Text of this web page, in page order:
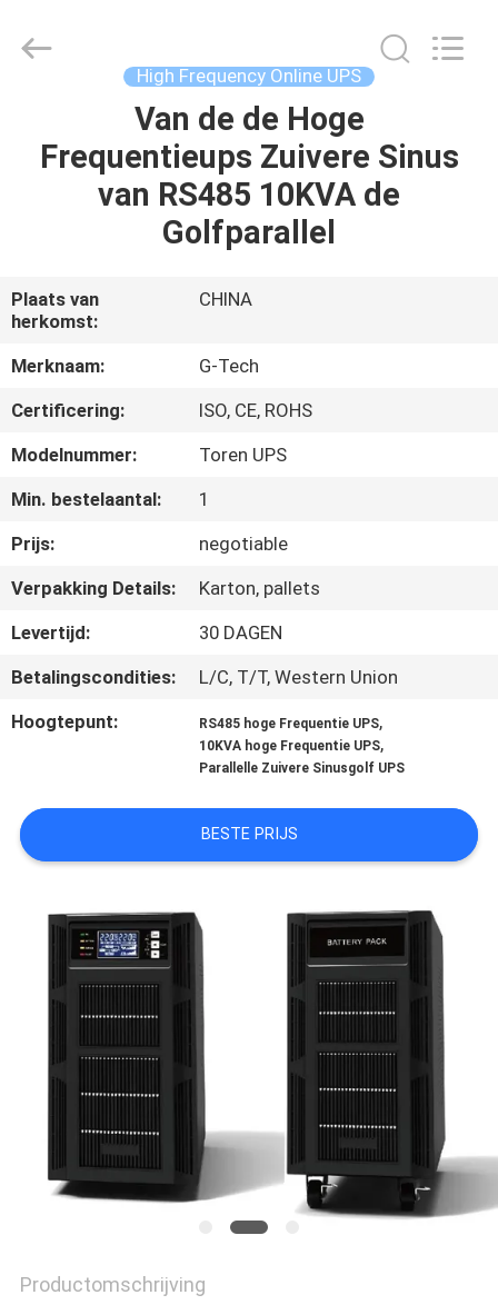
PRODUCTEN
ONS
FABRIEKSTOCHT
KWALITEITSCONTROLE
NEEM
CONTACT
MET
ONS
OP
NIEUWS
VRAAG
SITEMAP
PRIVACYBELEID
POWER
GROUP.
High Frequency Online UPS
Van de de Hoge
Frequentieups Zuivere Sinus
van RS485 10KVA de
Golfparallel
Plaats van
herkomst:
CHINA
Merknaam:
G-Tech
Certificering:
ISO, CE, ROHS
Modelnummer:
Toren UPS
Min. bestelaantal:
1
Prijs:
negotiable
Verpakking Details:
Karton, pallets
Levertijd:
30 DAGEN
Betalingscondities:
L/C, T/T, Western Union
Hoogtepunt:
RS485 hoge Frequentie UPS,
10KVA hoge Frequentie UPS,
Parallelle Zuivere Sinusgolf UPS
BESTE PRIJS
Productomschrijving